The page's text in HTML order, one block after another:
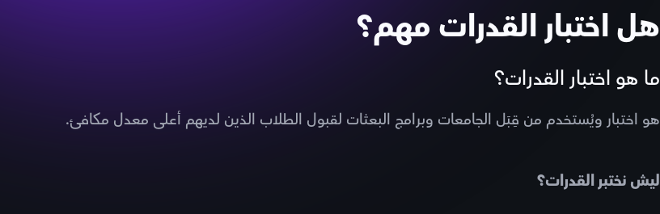
هل اختبار القدرات مهم؟
ما هو اختبار القدرات؟
هو اختبار ويُستخدم من قِبَل الجامعات وبرامج البعثات لقبول الطلاب الذين لديهم أعلى معدل مكافئ.
ليش نختبر القدرات؟